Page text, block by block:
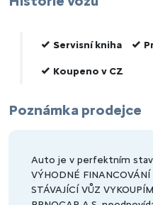
Servisní kniha
Koupeno v CZ
Poznámka prodejce
Auto je v perfektním
VÝHODNÉ
STÁVAJÍCÍ VŮZ